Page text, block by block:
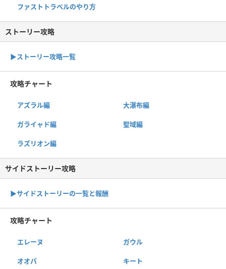
ファストトラベルのやり方
ストーリー攻略
▶︎ストーリー攻略一覧
攻略チャート
アズラル編 大瀑布編
ガライャド編 聖域編
ラズリオン編
サイドストーリー攻略
▶サイドストーリーの一覧と報酬
攻略チャート
エレーヌ ガウル
オオパ キート